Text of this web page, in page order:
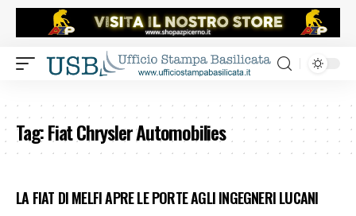
Tag:Fiat Chrysler Automobilies
LA FIAT DI MELFI APRE LE PORTE AGLI INGEGNERI LUCANI